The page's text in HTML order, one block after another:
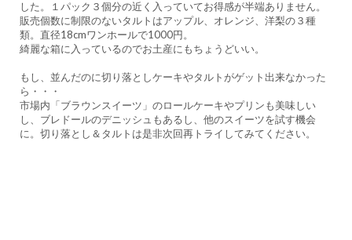
した。１パック３個分の近く入っていてお得感が半端ありません。
販売個数に制限のないタルトはアップル、オレンジ、洋梨の３種
類。直径18cmワンホールで1000円。
綺麗な箱に入っているのでお土産にもちょうどいい。
もし、並んだのに切り落としケーキやタルトがゲット出来なかった
ら・・・
市場内「ブラウンスイーツ」のロールケーキやプリンも美味しい
し、ブレドールのデニッシュもあるし、他のスイーツを試す機会
に。切り落とし＆タルトは是非次回再トライしてみてください。